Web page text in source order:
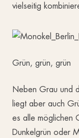
vielseitig
Grün, grün, grün
Neben Grau und
liegt aber auch
es alle möglichen
Dunkelgrün oder